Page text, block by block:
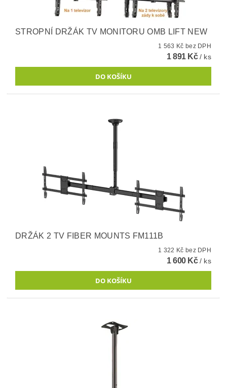
STROPNÍ DRŽÁK TV MONITORU OMB LIFT NEW
1 563 Kč bez DPH
1 891 Kč/ ks
DRŽÁK 2 TV FIBER MOUNTS FM111B
1 322 Kč bez DPH
1 600 Kč/ ks